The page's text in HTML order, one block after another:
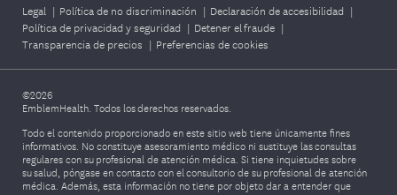
Legal | Política de no discriminación | Declaración de accesibilidad |
Política de privacidad y seguridad | Detener el fraude |
Transparencia de precios | Preferencias de cookies
©2026
EmblemHealth. Todos los derechos reservados.
Todo el contenido proporcionado en este sitio web tiene únicamente fines
informativos. No constituye asesoramiento médico ni sustituye las consultas
regulares con su profesional de atención médica. Si tiene inquietudes sobre
su salud, póngase en contacto con el consultorio de su profesional de atención
médica. Además, esta información no tiene por objeto dar a entender que